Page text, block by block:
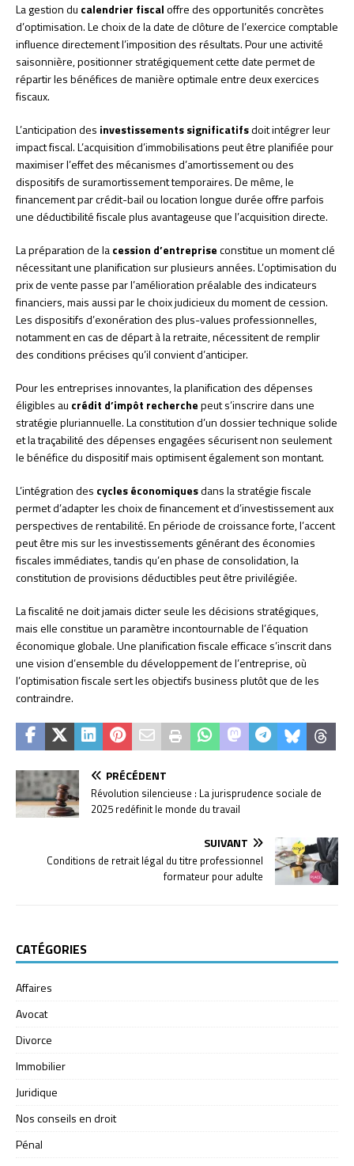
La gestion du calendrier fiscaloffre des opportunités concrètes
d’optimisation. Le choix de la date de clôture de l’exercice comptable
influence directement l’imposition des résultats. Pour une activité
saisonnière, positionner stratégiquement cette date permet de
répartir les bénéfices de manière optimale entre deux exercices
fiscaux.
L’anticipation des investissements significatifsdoit intégrer leur
impact fiscal. L’acquisition d’immobilisations peut être planifiée pour
maximiser l’effet des mécanismes d’amortissement ou des
dispositifs de suramortissement temporaires. De même, le
financement par crédit-bail ou location longue durée offre parfois
une déductibilité fiscale plus avantageuse que l’acquisition directe.
La préparation de lacession d’entrepriseconstitue un moment clé
nécessitant une planification sur plusieurs années. L’optimisation du
prix de vente passe par l’amélioration préalable des indicateurs
financiers, mais aussi par le choix judicieux du moment de cession.
Les dispositifs d’exonération des plus-values professionnelles,
notamment en cas de départ à la retraite, nécessitent de remplir
des conditions précises qu’il convient d’anticiper.
Pour les entreprises innovantes, la planification des dépenses
éligibles au crédit d’impôt recherchepeut s’inscrire dans une
stratégie pluriannuelle. La constitution d’un dossier technique solide
et la traçabilité des dépenses engagées sécurisent non seulement
le bénéfice du dispositif mais optimisent également son montant.
L’intégration des cycles économiquesdans la stratégie fiscale
permet d’adapter les choix de financement et d’investissement aux
perspectives de rentabilité. En période de croissance forte, l’accent
peut être mis sur les investissements générant des économies
fiscales immédiates, tandis qu’en phase de consolidation, la
constitution de provisions déductibles peut être privilégiée.
La fiscalité ne doit jamais dicter seule les décisions stratégiques,
mais elle constitue un paramètre incontournable de l’équation
économique globale. Une planification fiscale efficace s’inscrit dans
une vision d’ensemble du développement de l’entreprise, où
l’optimisation fiscale sert les objectifs business plutôt que de les
contraindre.
PRÉCÉDENT
Révolution silencieuse : La jurisprudence sociale de
2025 redéfinit le monde du travail
SUIVANT
Conditions de retrait légal du titre professionnel
formateur pour adulte
CATÉGORIES
Affaires
Avocat
Divorce
Immobilier
Juridique
Nos conseils en droit
Pénal